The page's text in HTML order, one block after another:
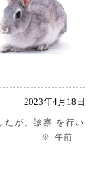
2023年4月18日
たが、診察 を行い
前